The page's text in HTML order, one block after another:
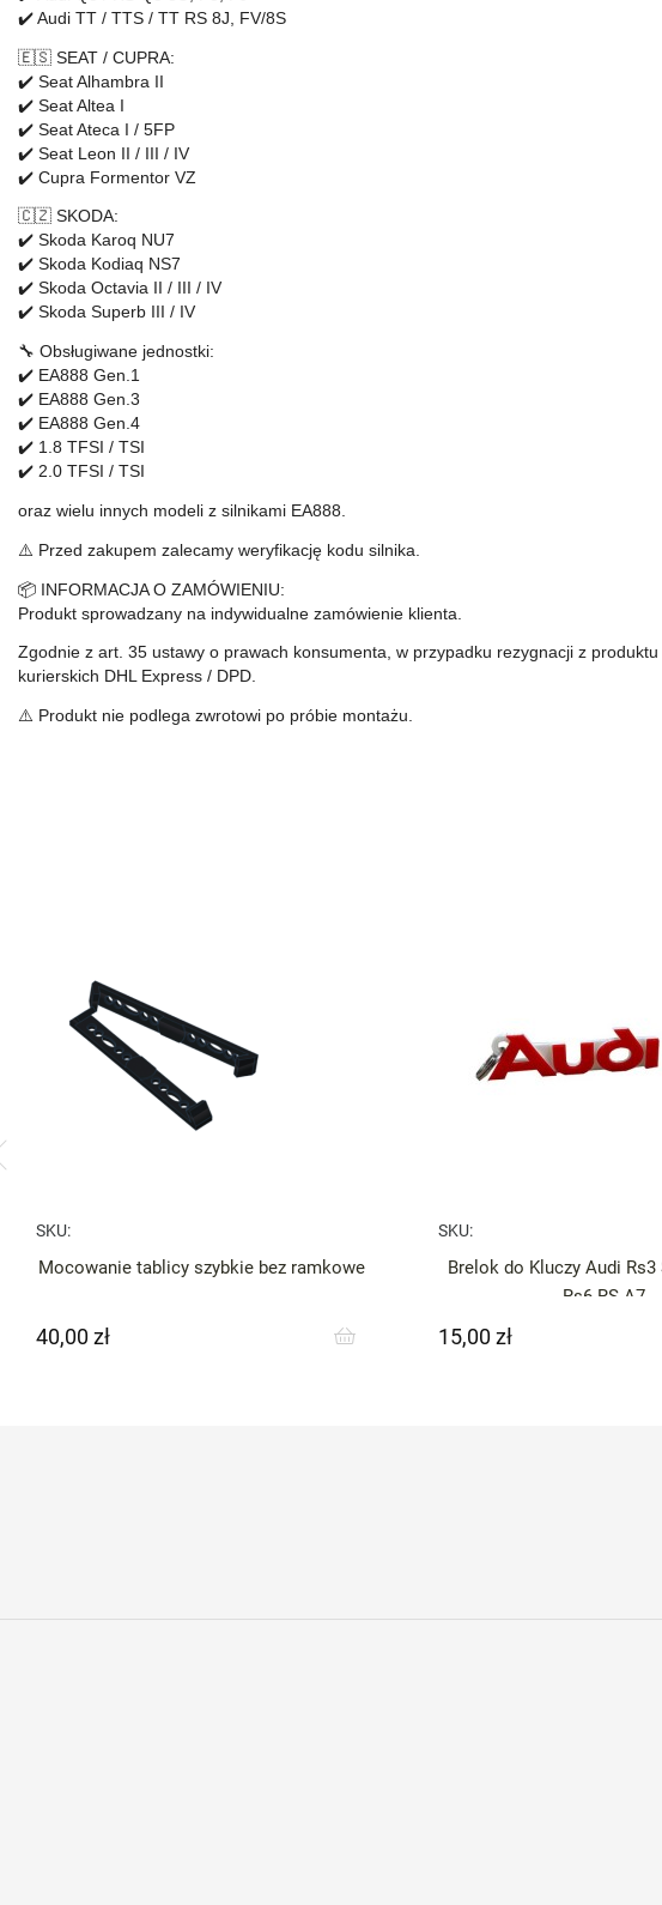
✔️ Audi TT / TTS / TT RS 8J, FV/8S
🇪🇸 SEAT / CUPRA:
✔️ Seat Alhambra II
✔️ Seat Altea I
✔️ Seat Ateca I / 5FP
✔️ Seat Leon II / III / IV
✔️ Cupra Formentor VZ
🇨🇿 SKODA:
✔️ Skoda Karoq NU7
✔️ Skoda Kodiaq NS7
✔️ Skoda Octavia II / III / IV
✔️ Skoda Superb III / IV
🔧 Obsługiwane jednostki:
✔️ EA888 Gen.1
✔️ EA888 Gen.3
✔️ EA888 Gen.4
✔️ 1.8 TFSI / TSI
✔️ 2.0 TFSI / TSI
oraz wielu innych modeli z silnikami EA888.
⚠️ Przed zakupem zalecamy weryfikację kodu silnika.
📦 INFORMACJA O ZAMÓWIENIU:
Produkt sprowadzany na indywidualne zamówienie klienta.
Zgodnie z art. 35 ustawy o prawach konsumenta, w przypadku rezygnacji z
kurierskich DHL Express / DPD.
⚠️ Produkt nie podlega zwrotowi po próbie montażu.
SKU:
Mocowanie tablicy szybkie bez ramkowe
Cena
40,00 zł
SKU:
Brelok do Kluczy Audi Rs3
Rs6 RS A7
Cena
15,00 zł